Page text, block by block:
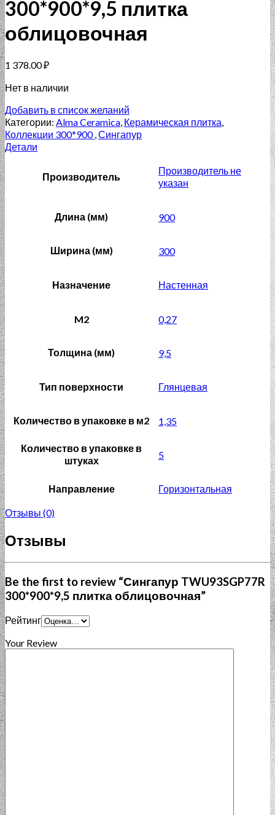
300*900*9,5 плитка
облицовочная
1 378.00₽
Нет в наличии
Добавить в список желаний
Категории: Alma Ceramica, Керамическая плитка,
Коллекции 300*900,Сингапур
Детали
Производитель
Производитель не
указан
Длина (мм) 900
Ширина (мм) 300
Назначение Настенная
M2 0,27
Толщина (мм) 9,5
Тип поверхности Глянцевая
Количество в упаковке в м2 1,35
Количество в упаковке в
штуках
5
Направление Горизонтальная
Отзывы (0)
Отзывы
Be the first to review “Сингапур TWU93SGP77R
300*900*9,5 плитка облицовочная”
Рейтинг
Your Review